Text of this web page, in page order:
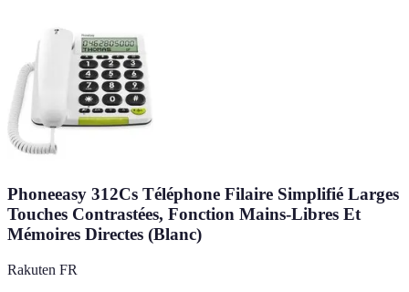
Phoneeasy 312Cs Téléphone Filaire Simplifié Larges
Touches Contrastées, Fonction Mains-Libres Et
Mémoires Directes (Blanc)
Rakuten FR